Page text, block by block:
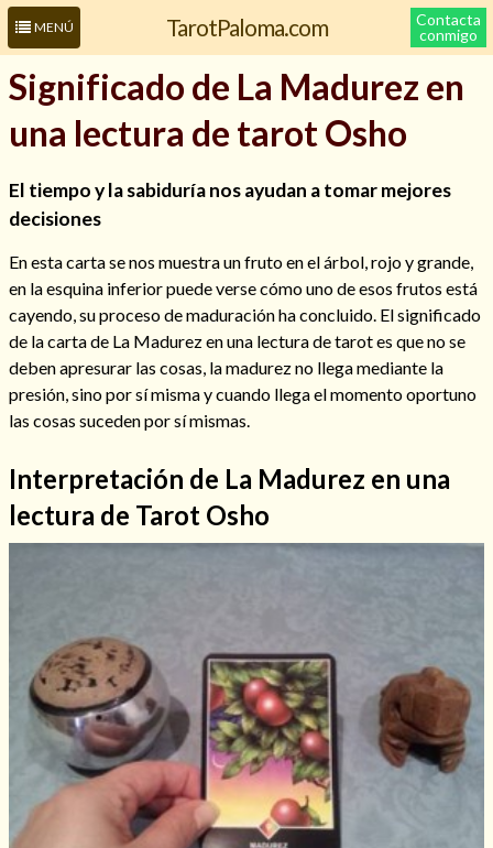
MENÚ TarotPaloma.com
Contacta
conmigo
Leer más sobre mí
Significado de La Madurez en
una lectura de tarot Osho
El tiempo y la sabiduría nos ayudan a tomar mejores
decisiones
En esta carta se nos muestra un fruto en el árbol, rojo y grande,
en la esquina inferior puede verse cómo uno de esos frutos está
cayendo, su proceso de maduración ha concluido. El significado
de la carta de La Madurez en una lectura de tarot es que no se
deben apresurar las cosas, la madurez no llega mediante la
presión, sino por sí misma y cuando llega el momento oportuno
las cosas suceden por sí mismas.
Interpretación de La Madurez en una
lectura de Tarot Osho